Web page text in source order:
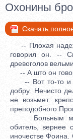
Охонины
Скачать
-- Плохая
говорил он. --
древоголов
-- А што он
-- Вот то-то и
добру. Нечисто
не возьмет:
преподобного
Больным
обитель, вернее
иночестве Фоина.